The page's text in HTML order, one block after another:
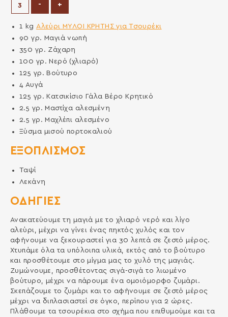
ΟΔΗΓΙΕΣ
Ανακατεύουμε τη μαγιά με το χλιαρό νερό και λίγο
αλεύρι, μέχρι να γίνει ένας πηκτός χυλός και τον
αφήνουμε να ξεκουραστεί για 30 λεπτά σε ζεστό μέρος.
Χτυπάμε όλα τα υπόλοιπα υλικά, εκτός από το βούτυρο
και προσθέτουμε στο μίγμα μας το χυλό της μαγιάς.
Ζυμώνουμε, προσθέτοντας σιγά-σιγά το λιωμένο
βούτυρο, μέχρι να πάρουμε ένα ομοιόμορφο ζυμάρι.
Σκεπάζουμε το ζυμάρι και το αφήνουμε σε ζεστό μέρος
μέχρι να διπλασιαστεί σε όγκο, περίπου για 2 ώρες.
Πλάθουμε τα τσουρέκια στο σχήμα που επιθυμούμε και τα
- Μείωση μερίδων
+Αύξηση μερίδων
1 kg Αλεύρι ΜΥΛΟΙ ΚΡΗΤΗΣ για Τσουρέκι
90γρ. Μαγιά νωπή
350 γρ. Ζάχαρη
100 γρ.Νερό (χλιαρό)
125 γρ.Βούτυρο
4 Αυγά
125 γρ.Κατσικίσιο Γάλα Βέρο Κρητικό
2.5 γρ.Μαστίχα αλεσμένη
2.5 γρ.Μαχλέπι αλεσμένο
Ξύσμα μισού πορτοκαλιού
ΕΞΟΠΛΙΣΜΌΣ
Ταψί
Λεκάνη